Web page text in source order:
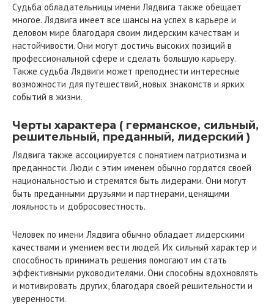
Судьба обладательницы имени Лядвига также обещает
многое. Лядвига имеет все шансы на успех в карьере и
деловом мире благодаря своим лидерским качествам и
настойчивости. Они могут достичь высоких позиций в
профессиональной сфере и сделать большую карьеру.
Также судьба Лядвиги может преподнести интересные
возможности для путешествий, новых знакомств и ярких
событий в жизни.
Черты характера ( германское, сильный,
решительный, преданный, лидерский )
Лядвига также ассоциируется с понятием патриотизма и
преданности. Люди с этим именем обычно гордятся своей
национальностью и стремятся быть лидерами. Они могут
быть преданными друзьями и партнерами, ценящими
лояльность и добросовестность.
Человек по имени Лядвига обычно обладает лидерскими
качествами и умением вести людей. Их сильный характер и
способность принимать решения помогают им стать
эффективными руководителями. Они способны вдохновлять
и мотивировать других, благодаря своей решительности и
уверенности.